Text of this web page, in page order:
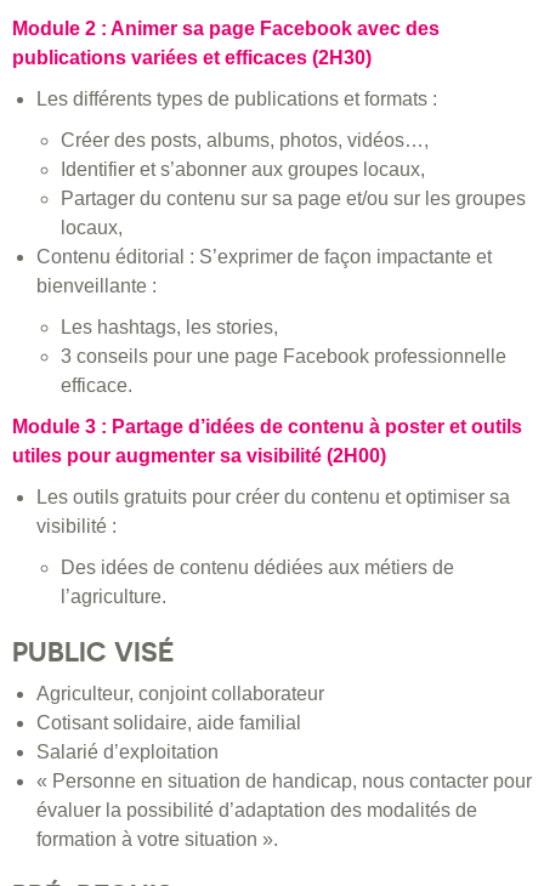
Module 2 : Animer sa page Facebook avec des
publications variées et efficaces (2H30)
Les différents types de publications et formats :
Créer des posts, albums, photos, vidéos…,
Identifier et s’abonner aux groupes locaux,
Partager du contenu sur sa page et/ou sur les groupes
locaux,
Contenu éditorial : S’exprimer de façon impactante et
bienveillante :
Les hashtags, les stories,
3 conseils pour une page Facebook professionnelle
efficace.
Module 3 : Partage d’idées de contenu à poster et outils
utiles pour augmenter sa visibilité (2H00)
Les outils gratuits pour créer du contenu et optimiser sa
visibilité :
Des idées de contenu dédiées aux métiers de
l’agriculture.
PUBLIC VISÉ
Agriculteur, conjoint collaborateur
Cotisant solidaire, aide familial
Salarié d’exploitation
« Personne en situation de handicap, nous contacter pour
évaluer la possibilité d’adaptation des modalités de
formation à votre situation ».